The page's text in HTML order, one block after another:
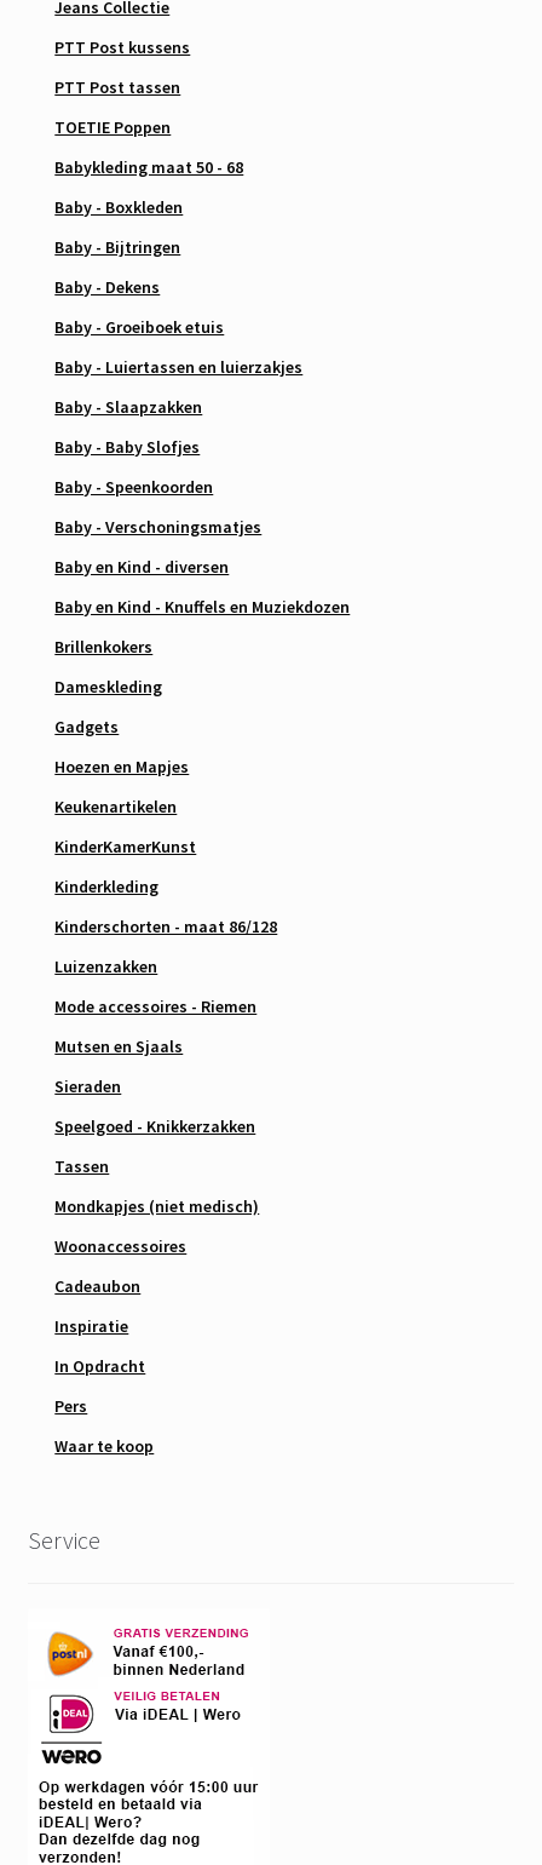
Jeans Collectie
PTT Post kussens
PTT Post tassen
TOETIE Poppen
Babykleding maat 50 - 68
Baby - Boxkleden
Baby - Bijtringen
Baby - Dekens
Baby - Groeiboek etuis
Baby - Luiertassen en luierzakjes
Baby - Slaapzakken
Baby - Baby Slofjes
Baby - Speenkoorden
Baby - Verschoningsmatjes
Baby en Kind - diversen
Baby en Kind - Knuffels en Muziekdozen
Brillenkokers
Dameskleding
Gadgets
Hoezen en Mapjes
Keukenartikelen
KinderKamerKunst
Kinderkleding
Kinderschorten - maat 86/128
Luizenzakken
Mode accessoires - Riemen
Mutsen en Sjaals
Sieraden
Speelgoed - Knikkerzakken
Tassen
Mondkapjes (niet medisch)
Woonaccessoires
Cadeaubon
Inspiratie
In Opdracht
Pers
Waar te koop
Service